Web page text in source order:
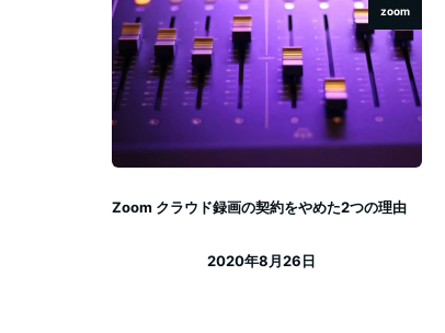
zoom
Zoom クラウド録画の契約をやめた2つの理由
2020年8月26日